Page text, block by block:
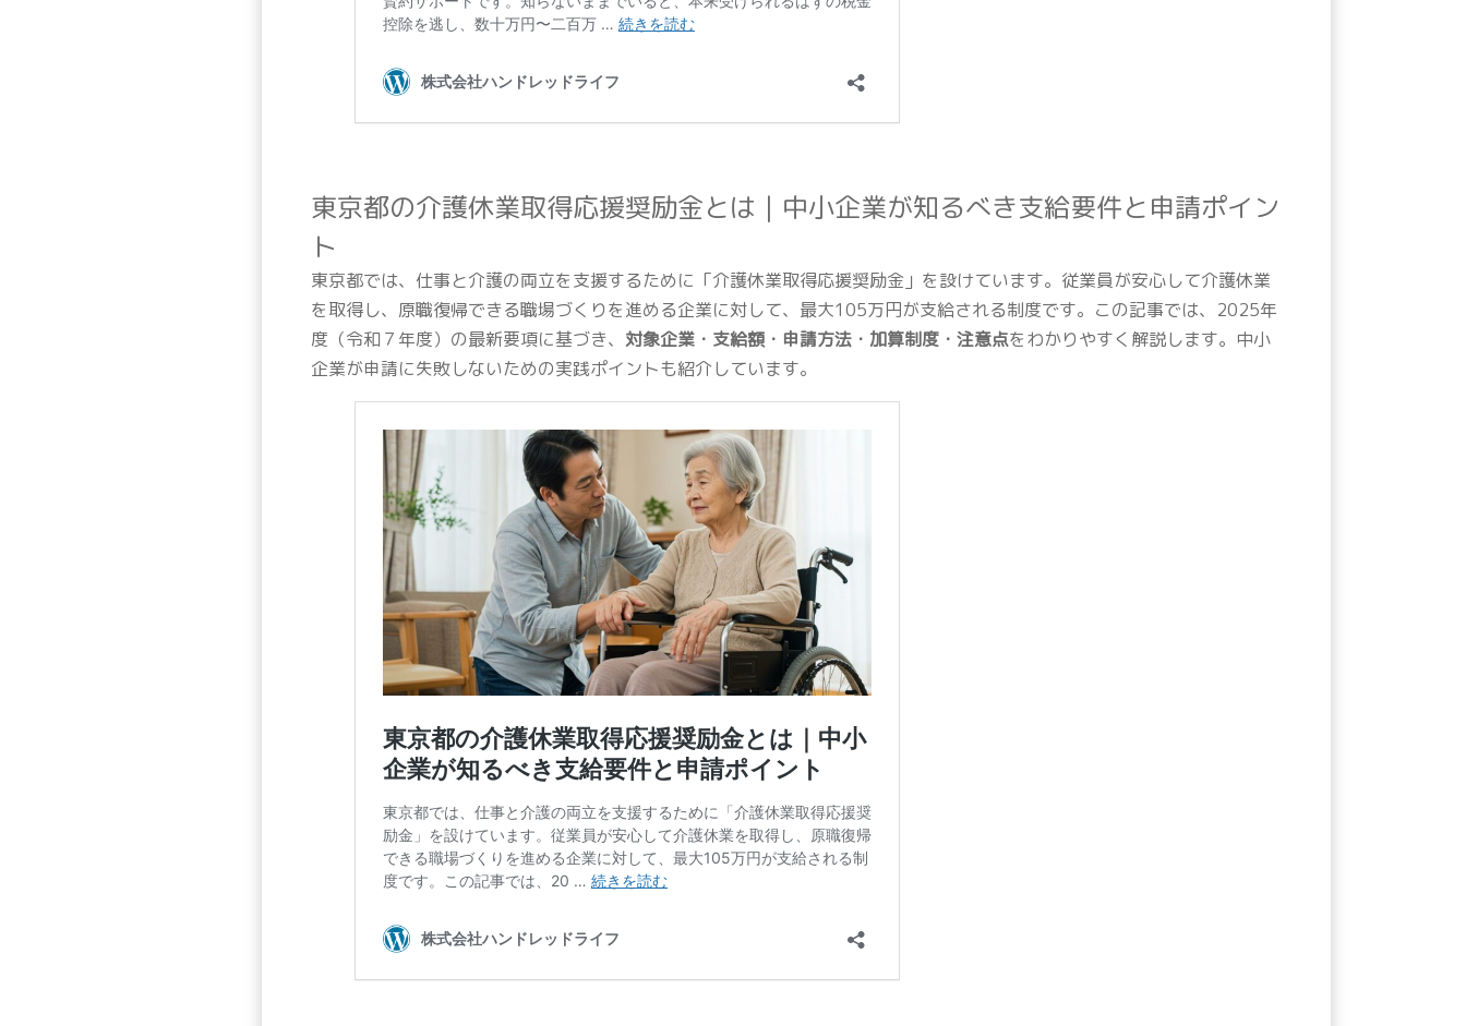
東京都の介護休業取得応援奨励金とは｜中小企業が知るべき支給要件と申請ポイン
ト
東京都では、仕事と介護の両立を支援するために「介護休業取得応援奨励金」を設けています。従業員が安心して介護休業
を取得し、原職復帰できる職場づくりを進める企業に対して、最大105万円が支給される制度です。この記事では、2025年
度（令和７年度）の最新要項に基づき、 対象企業・支給額・申請方法・加算制度・注意点をわかりやすく解説します。中小
企業が申請に失敗しないための実践ポイントも紹介しています。